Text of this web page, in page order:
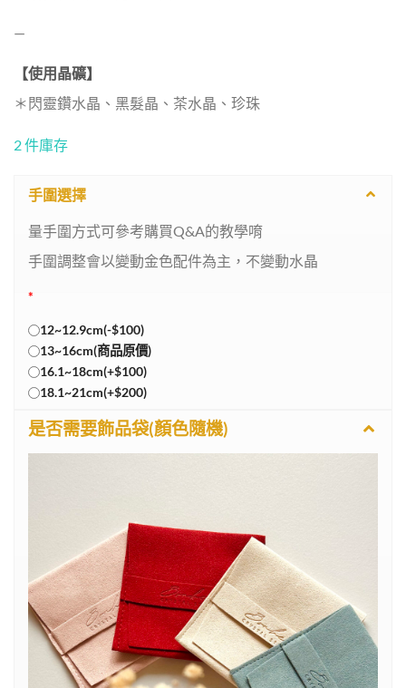
—
【使用晶礦】
＊閃靈鑽水晶、黑髮晶、茶水晶、珍珠
2 件庫存
手圍選擇
量手圍方式可參考購買Q&A的教學唷
手圍調整會以變動金色配件為主，不變動水晶
*
12~12.9cm(-$100)
13~16cm(商品原價)
16.1~18cm(+$100)
18.1~21cm(+$200)
是否需要飾品袋(顏色隨機)